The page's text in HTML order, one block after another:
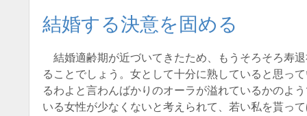
結婚する決意を固める
結婚適齢期が近づいてきたため、もうそろそろ寿
ることでしょう。女として十分に熟していると思っ
るわよと言わんばかりのオーラが溢れているかのよ
いる女性が少なくないと考えられて、若い私を貰っ